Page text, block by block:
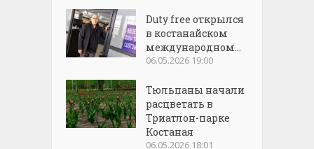
Duty free открылся
в костанайском
международном...
06.05.2026 19:00
Тюльпаны начали
расцветать в
Триатлон-парке
Костаная
06.05.2026 18:01